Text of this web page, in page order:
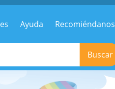
Ayuda Recomiéndanos
Buscar